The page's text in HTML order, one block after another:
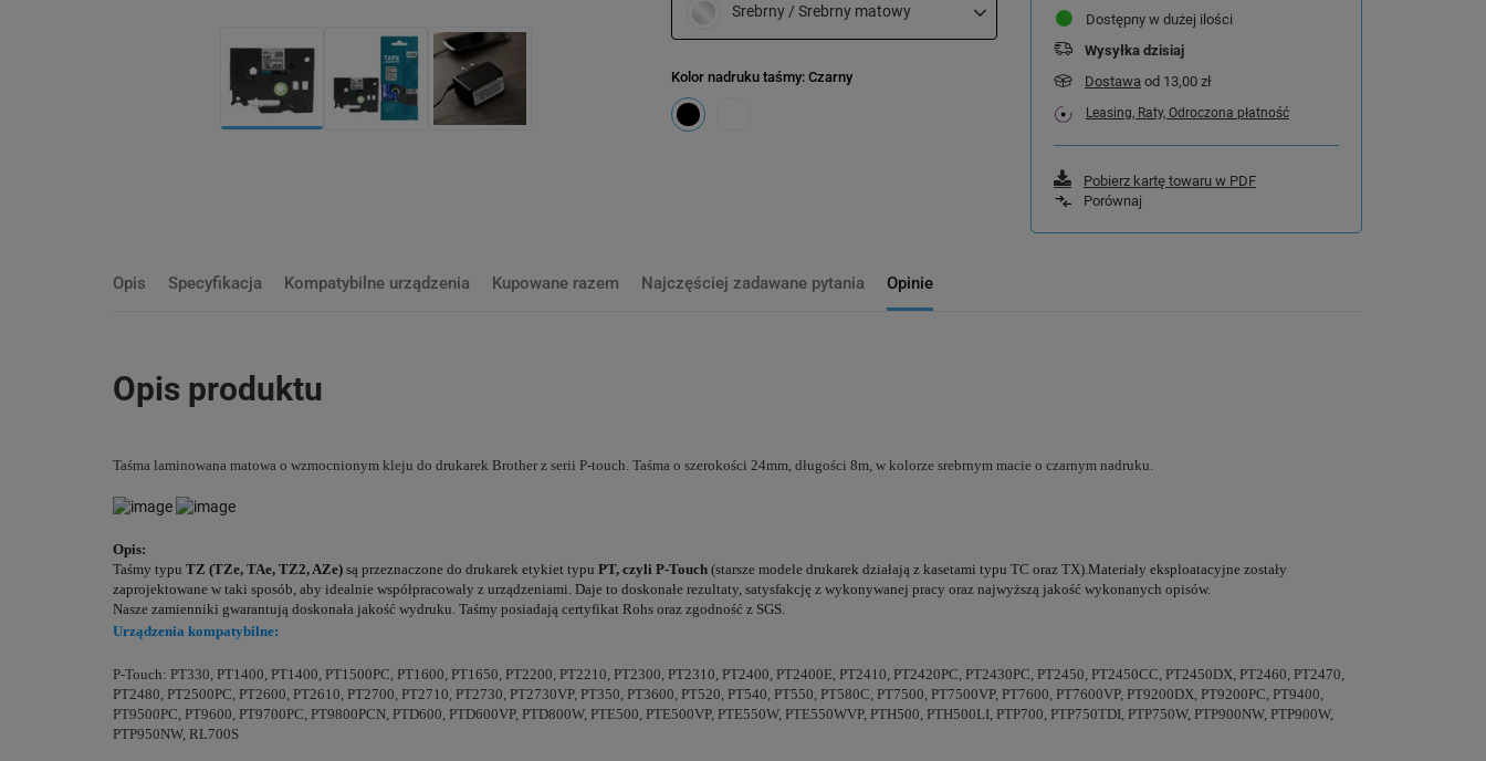
Dostępny w dużej ilości
Wysyłka dzisiaj
Dostawa od 13,00 zł
Leasing, Raty, Odroczona płatność
Pobierz kartę towaru w PDF
Porównaj
Srebrny / Srebrny matowy
Kolor nadruku taśmy: Czarny
Opis Specyfikacja Kompatybilne urządzenia Kupowane razem Najczęściej zadawane pytania Opinie
Opis produktu
Taśma laminowana matowa o wzmocnionym kleju do drukarek Brother z serii P-touch. Taśma o szerokości 24mm, długości 8m, w kolorze srebrnym macie o czarnym nadruku.
Opis:
Taśmy typu TZ (TZe, TAe, TZ2, AZe) są przeznaczone do drukarek etykiet typu PT, czyli P-Touch (starsze modele drukarek działają z kasetami typu TC oraz TX).Materiały eksploatacyjne zostały
zaprojektowane w taki sposób, aby idealnie współpracowały z urządzeniami. Daje to doskonałe rezultaty, satysfakcję z wykonywanej pracy oraz najwyższą jakość wykonanych opisów.
Nasze zamienniki gwarantują doskonała jakość wydruku. Taśmy posiadają certyfikat Rohs oraz zgodność z SGS.
Urządzenia kompatybilne:
P-Touch: PT330, PT1400, PT1400, PT1500PC, PT1600, PT1650, PT2200, PT2210, PT2300, PT2310, PT2400, PT2400E, PT2410, PT2420PC, PT2430PC, PT2450, PT2450CC, PT2450DX, PT2460, PT2470,
PT2480, PT2500PC, PT2600, PT2610, PT2700, PT2710, PT2730, PT2730VP, PT350, PT3600, PT520, PT540, PT550, PT580C, PT7500, PT7500VP, PT7600, PT7600VP, PT9200DX, PT9200PC, PT9400,
PT9500PC, PT9600, PT9700PC, PT9800PCN, PTD600, PTD600VP, PTD800W, PTE500, PTE500VP, PTE550W, PTE550WVP, PTH500, PTH500LI, PTP700, PTP750TDI, PTP750W, PTP900NW, PTP900W,
PTP950NW, RL700S